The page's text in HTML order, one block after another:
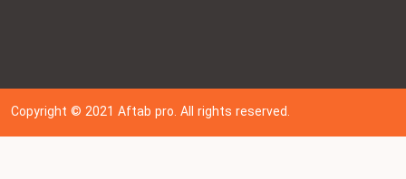
Copyright © 202 1Aftab pro. All rights reserved.